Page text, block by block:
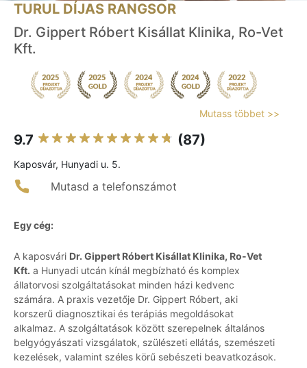
TURUL DÍJAS RANGSOR
Dr. Gippert Róbert Kisállat Klinika, Ro-Vet
Kft.
Mutass többet >>
9.7 (87)
Kaposvár, Hunyadi u. 5.
Mutasd a telefonszámot
Egy cég:
A kaposvári Dr. Gippert Róbert Kisállat Klinika, Ro-Vet
Kft. a Hunyadi utcán kínál megbízható és komplex
állatorvosi szolgáltatásokat minden házi kedvenc
számára. A praxis vezetője Dr. Gippert Róbert, aki
korszerű diagnosztikai és terápiás megoldásokat
alkalmaz. A szolgáltatások között szerepelnek általános
belgyógyászati vizsgálatok, szülészeti ellátás, szemészeti
kezelések, valamint széles körű sebészeti beavatkozások.